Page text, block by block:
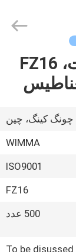
دستگاه برق موتورسیکلت، FZ16
چونگ کینگ، چین
WIMMA
ISO9001
FZ16
500 عدد
To be disussed